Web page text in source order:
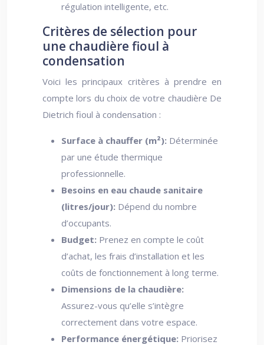
régulation intelligente, etc.
Critères de sélection pour
une chaudière fioul à
condensation
Voici les principaux critères à prendre en
compte lors du choix de votre chaudière De
Dietrich fioul à condensation :
Surface à chauffer (m²): Déterminée
par une étude thermique
professionnelle.
Besoins en eau chaude sanitaire
(litres/jour): Dépend du nombre
d’occupants.
Budget: Prenez en compte le coût
d’achat, les frais d’installation et les
coûts de fonctionnement à long terme.
Dimensions de la chaudière:
Assurez-vous qu’elle s’intègre
correctement dans votre espace.
Performance énergétique: Priorisez